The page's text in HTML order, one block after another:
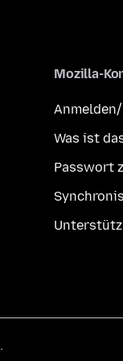
Mozilla-
Was ist
Passwort
.